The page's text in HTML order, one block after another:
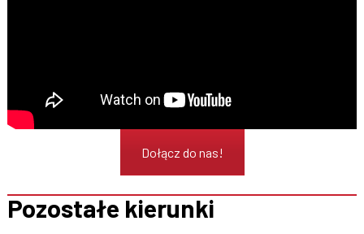
Dołącz do nas!
Pozostałe kierunki